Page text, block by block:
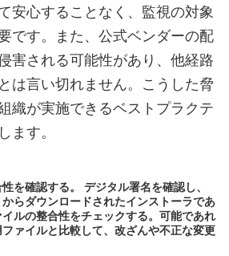
安心することなく、監視の対象
です。また、公式ベンダーの配
害される可能性があり、他経路
は言い切れません。こうした脅
織が実施できるベストプラクテ
ます。
を確認する。 デジタル署名を確認し、
らダウンロードされたインストーラであ
ルの整合性をチェックする。可能であれ
ァイルと比較して、改ざんや不正な変更